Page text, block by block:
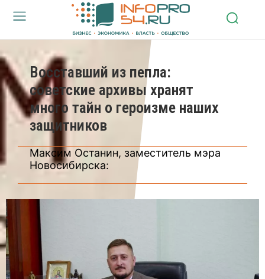
Восставший из пепла:
советские архивы хранят
много тайн о героизме наших
защитников
Максим Останин, заместитель мэра
Новосибирска: